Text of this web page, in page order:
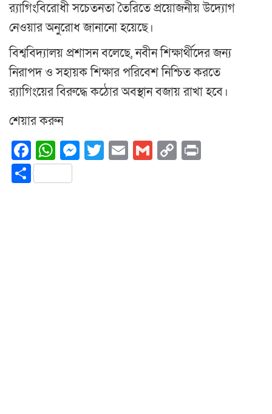
র‍্যাগিংবিরোধী সচেতনতা তৈরিতে প্রয়োজনীয় উদ্যোগ
নেওয়ার অনুরোধ জানানো হয়েছে।
বিশ্ববিদ্যালয় প্রশাসন বলেছে, নবীন শিক্ষার্থীদের জন্য
নিরাপদ ও সহায়ক শিক্ষার পরিবেশ নিশ্চিত করতে
র‍্যাগিংয়ের বিরুদ্ধে কঠোর অবস্থান বজায় রাখা হবে।
শেয়ার করুন
Facebook
WhatsApp
Messenger
Twitter
EmailGmail
Copy
Share